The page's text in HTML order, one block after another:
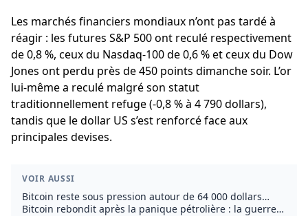
Les marchés financiers mondiaux n’ont pas tardé à
réagir : les futures S&P 500 ont reculé respectivement
de 0,8 %, ceux du Nasdaq-100 de 0,6 % et ceux du Dow
Jones ont perdu près de 450 points dimanche soir. L’or
lui-même a reculé malgré son statut
traditionnellement refuge (-0,8 % à 4 790 dollars),
tandis que le dollar US s’est renforcé face aux
principales devises.
VOIR AUSSI
Bitcoin reste sous pression autour de 64 000 dollars
malgré l’avancée des pourparlers US-Iran
Bitcoin rebondit après la panique pétrolière : la guerre